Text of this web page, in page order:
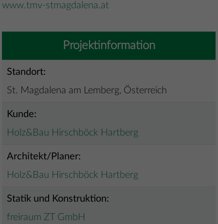
www.tmv-stmagdalena.at
Projektinformation
Standort:
St. Magdalena am Lemberg, Österreich
Kunde:
Holz&Bau Hirschböck Hartberg
Architekt/Planer:
Holz&Bau Hirschböck Hartberg
Statik und Konstruktion:
freiraum ZT GmbH